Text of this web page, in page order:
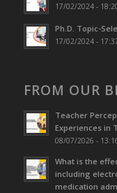
17/02/2024 -
Ph.D. Topic-
17/02/2024 -
FROM OUR
Teacher
Experiences in
08/07/2026 -
What is the
including
medication